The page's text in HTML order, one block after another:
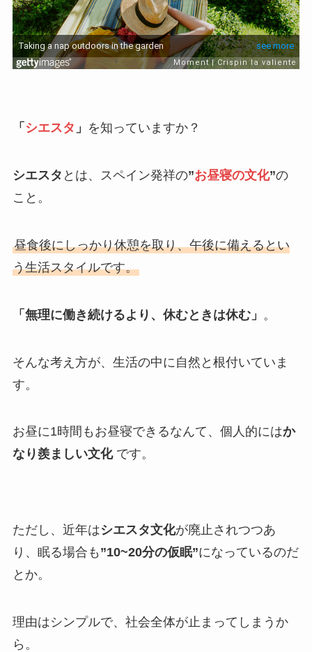
「 シエスタ 」 を知っていますか？
シエスタ とは、スペイン発祥の”お昼寝の文化”の
こと。
昼食後にしっかり休憩を取り、午後に備えるとい
う生活スタイルです。
「無理に働き続けるより、休むときは休む」 。
そんな考え方が、生活の中に自然と根付いていま
す。
お昼に1時間もお昼寝できるなんて、個人的にはか
なり羨ましい文化です。
ただし、近年はシエスタ文化が廃止されつつあ
り、眠る場合も ”10~20分の仮眠”になっているのだ
とか。
理由はシンプルで、社会全体が止まってしまうか
ら。